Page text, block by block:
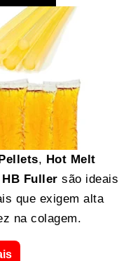
, Hot Melt
HB Fuller são ideais
que exigem alta
na colagem.